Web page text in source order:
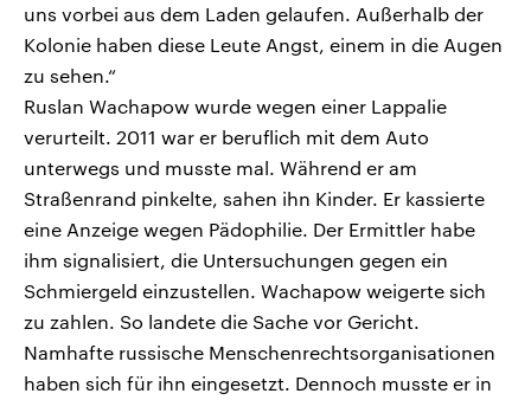
uns vorbei aus dem Laden gelaufen. Außerhalb der
Kolonie haben diese Leute Angst, einem in die Augen
zu sehen.“
Ruslan Wachapow wurde wegen einer Lappalie
verurteilt. 2011 war er beruflich mit dem Auto
unterwegs und musste mal. Während er am
Straßenrand pinkelte, sahen ihn Kinder. Er kassierte
eine Anzeige wegen Pädophilie. Der Ermittler habe
ihm signalisiert, die Untersuchungen gegen ein
Schmiergeld einzustellen. Wachapow weigerte sich
zu zahlen. So landete die Sache vor Gericht.
Namhafte russische Menschenrechtsorganisationen
haben sich für ihn eingesetzt. Dennoch musste er in